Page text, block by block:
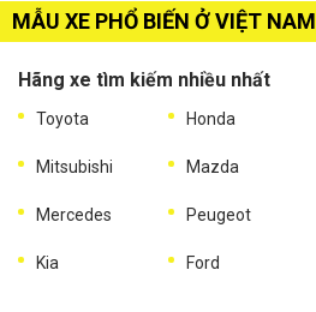
MẪU XE PHỔ BIẾN Ở VIỆT NAM
Hãng xe tìm kiếm nhiều nhất
Toyota Honda
Mitsubishi Mazda
Mercedes Peugeot
Kia Ford